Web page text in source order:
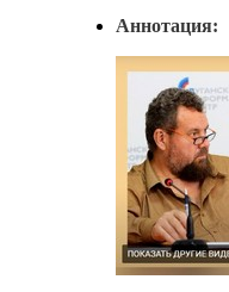
Аннотация: